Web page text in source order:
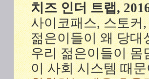
치즈 인더 트랩,
사이코패스, 스토커
젊은이들이 왜 당대
우리 젊은이들이 몸
이 사회 시스템 때